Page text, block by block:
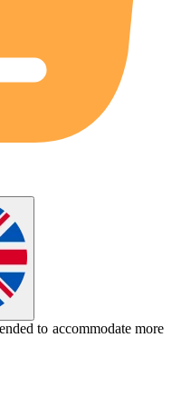
to accommodate more